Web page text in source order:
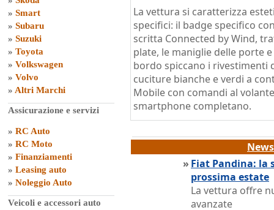
» Smart
» Subaru
» Suzuki
» Toyota
» Volkswagen
» Volvo
» Altri Marchi
Assicurazione e servizi
» RC Auto
» RC Moto
» Finanziamenti
» Leasing auto
» Noleggio Auto
Veicoli e accessori auto
La vettura si caratterizza
specifici: il badge specifico
scritta Connected by Wind,
plate, le maniglie delle porte
bordo spiccano i rivestimenti
cuciture bianche e verdi a
Mobile con comandi al
smartphone completano.
» Fiat Pandina: la
prossima estate
La vettura offre
avanzate